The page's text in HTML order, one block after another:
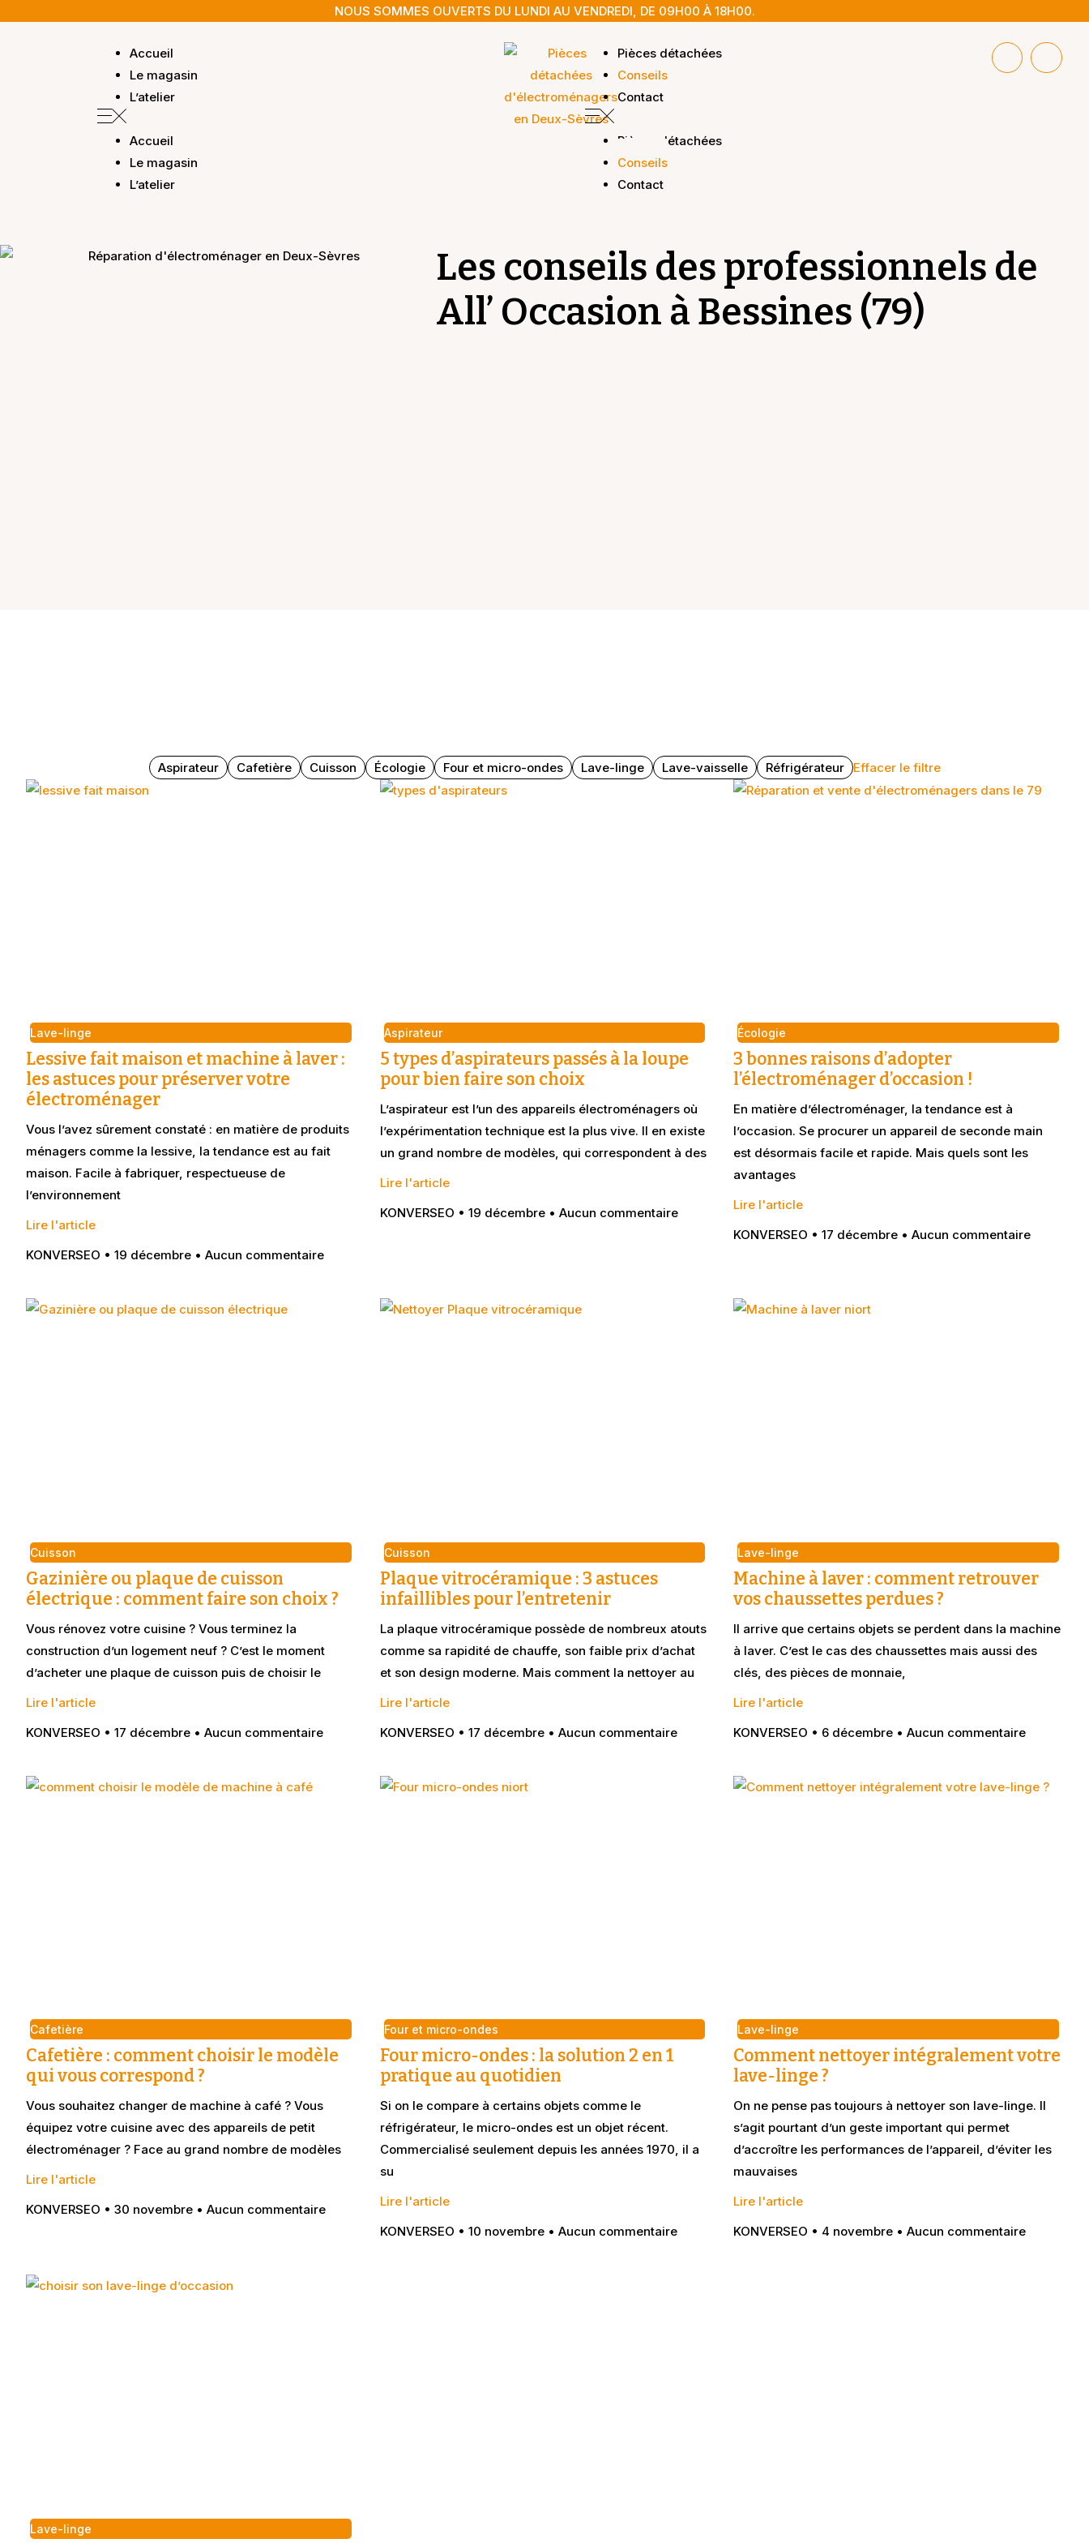
NOUS SOMMES OUVERTS DU LUNDI AU VENDREDI, DE 09H00 À 18H00.
Accueil
Le magasin
L’atelier
Accueil
Le magasin
L’atelier
Pièces détachées
Conseils
Contact
Pièces détachées
Conseils
Contact
Les conseils des professionnels de
All’ Occasion à Bessines (79)
Aspirateur Cafetière Cuisson Écologie Four et micro-ondes Lave-linge Lave-vaisselle Réfrigérateur Effacer le filtre
Lave-linge
Lessive fait maison et machine à laver :
les astuces pour préserver votre
électroménager
Vous l’avez sûrement constaté : en matière de produits
ménagers comme la lessive, la tendance est au fait
maison. Facile à fabriquer, respectueuse de
l’environnement
Lire l'article
KONVERSEO
19 décembre Aucun commentaire
Aspirateur
5 types d’aspirateurs passés à la loupe
pour bien faire son choix
L’aspirateur est l’un des appareils électroménagers où
l’expérimentation technique est la plus vive. Il en existe
un grand nombre de modèles, qui correspondent à des
Lire l'article
KONVERSEO
19 décembre Aucun commentaire
Écologie
3 bonnes raisons d’adopter
l’électroménager d’occasion !
En matière d’électroménager, la tendance est à
l’occasion. Se procurer un appareil de seconde main
est désormais facile et rapide. Mais quels sont les
avantages
Lire l'article
KONVERSEO
17 décembre Aucun commentaire
Cuisson
Gazinière ou plaque de cuisson
électrique : comment faire son choix ?
Vous rénovez votre cuisine ? Vous terminez la
construction d’un logement neuf ? C’est le moment
d’acheter une plaque de cuisson puis de choisir le
Lire l'article
KONVERSEO
17 décembre Aucun commentaire
Cuisson
Plaque vitrocéramique : 3 astuces
infaillibles pour l’entretenir
La plaque vitrocéramique possède de nombreux atouts
comme sa rapidité de chauffe, son faible prix d’achat
et son design moderne. Mais comment la nettoyer au
Lire l'article
KONVERSEO
17 décembre Aucun commentaire
Lave-linge
Machine à laver : comment retrouver
vos chaussettes perdues ?
Il arrive que certains objets se perdent dans la machine
à laver. C’est le cas des chaussettes mais aussi des
clés, des pièces de monnaie,
Lire l'article
KONVERSEO
6 décembre Aucun commentaire
Cafetière
Cafetière : comment choisir le modèle
qui vous correspond ?
Vous souhaitez changer de machine à café ? Vous
équipez votre cuisine avec des appareils de petit
électroménager ? Face au grand nombre de modèles
Lire l'article
KONVERSEO
30 novembre Aucun commentaire
Four et micro-ondes
Four micro-ondes : la solution 2 en 1
pratique au quotidien
Si on le compare à certains objets comme le
réfrigérateur, le micro-ondes est un objet récent.
Commercialisé seulement depuis les années 1970, il a
su
Lire l'article
KONVERSEO
10 novembre Aucun commentaire
Lave-linge
Comment nettoyer intégralement votre
lave-linge ?
On ne pense pas toujours à nettoyer son lave-linge. Il
s’agit pourtant d’un geste important qui permet
d’accroître les performances de l’appareil, d’éviter les
mauvaises
Lire l'article
KONVERSEO
4 novembre Aucun commentaire
Lave-linge